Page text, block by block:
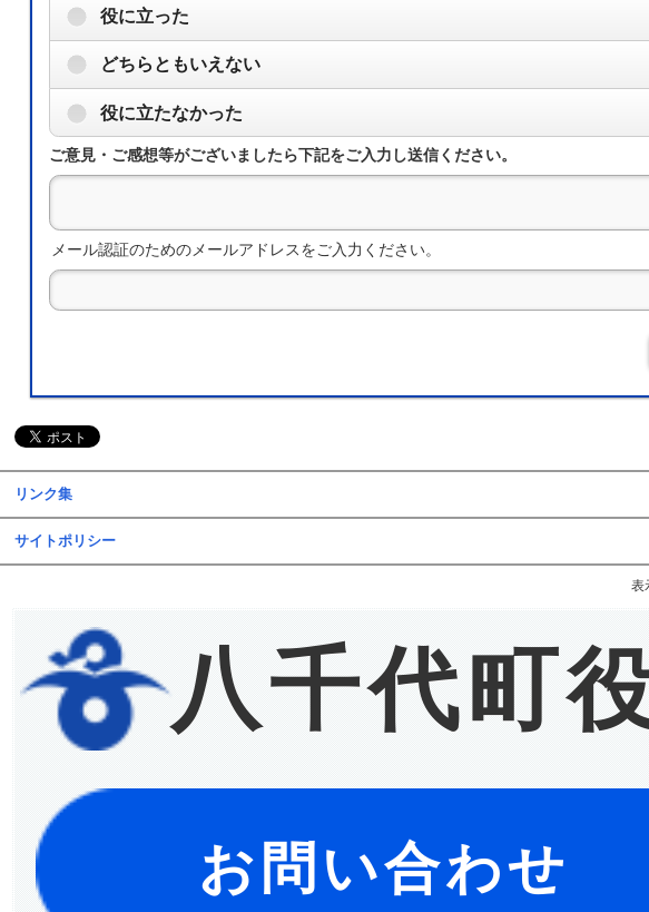
役に立った
どちらともいえない
役に立たなかった
ご意見・ご感想等がございましたら下記をご入力し送信ください。
メール認証のためのメールアドレスをご入力ください。
リンク集
サイトポリシー
表
八千代町
お問い合わせ